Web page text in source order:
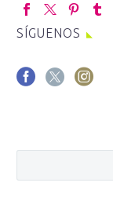
SÍGUENOS